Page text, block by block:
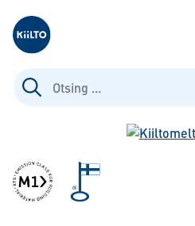
Kiilto Estonia
Otsi: